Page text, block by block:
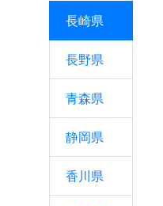
長崎県
長野県
青森県
静岡県
香川県